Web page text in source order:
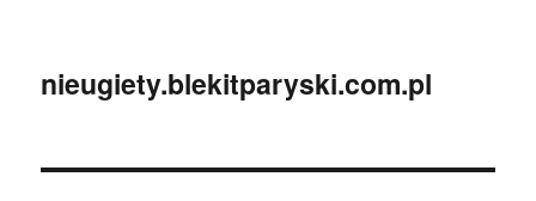
nieugiety.blekitparyski.com.pl